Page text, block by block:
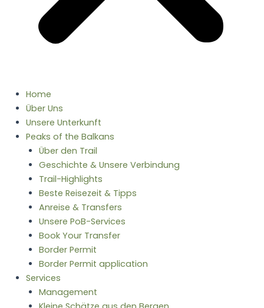
Home
Über Uns
Unsere Unterkunft
Peaks of the Balkans
Über den Trail
Geschichte & Unsere Verbindung
Trail-Highlights
Beste Reisezeit & Tipps
Anreise & Transfers
Unsere PoB-Services
Book Your Transfer
Border Permit
Border Permit application
Services
Management